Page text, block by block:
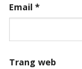
Email *
Trang web